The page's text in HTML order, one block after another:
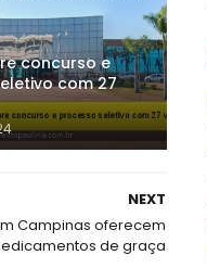
concurso e
com 27
NEXT
Campinas oferecem
de graça